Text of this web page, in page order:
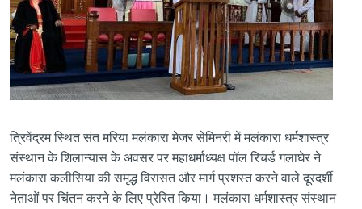
त्रिवेंद्रम स्थित संत मरिया मलंकारा मेजर सेमिनरी में मलंकारा धर्मशास्त्र
संस्थान के शिलान्यास के अवसर पर महाधर्माध्यक्ष पॉल रिचर्ड गलाघेर ने
मलंकारा कलीसिया की समृद्ध विरासत और मार्ग प्रशस्त करने वाले दूरदर्शी
नेताओं पर चिंतन करने के लिए प्रेरित किया। मलंकारा धर्मशास्त्र संस्थान